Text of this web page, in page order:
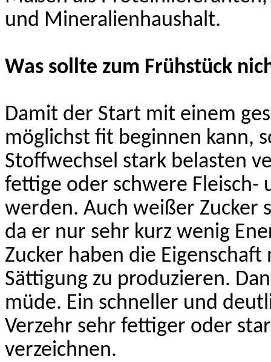
und Mineralienhaushalt.
Was sollte zum Frühstück
Damit der Start mit einem
möglichst fit beginnen kann,
Stoffwechsel stark belasten
fettige oder schwere Fleisch-
werden. Auch weißer Zucker
da er nur sehr kurz wenig
Zucker haben die
Sättigung zu produzieren.
müde. Ein schneller und
Verzehr sehr fettiger oder
verzeichnen.